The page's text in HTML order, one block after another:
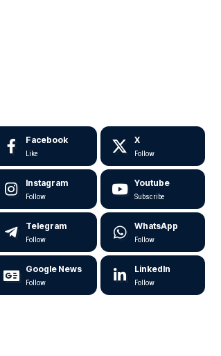
Facebook
Like
X
Follow
Instagram
Follow
Youtube
Subscribe
Telegram
Follow
WhatsApp
Follow
Google News
Follow
LinkedIn
Follow